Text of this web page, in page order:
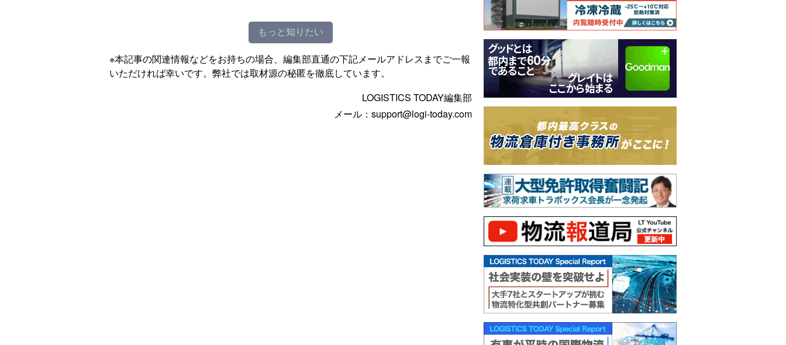
もっと知りたい
※本記事の関連情報などをお持ちの場合、編集部直通の下記メールアドレスまでご一報
いただければ幸いです。弊社では取材源の秘匿を徹底しています。
LOGISTICS TODAY編集部
メール：support@logi-today.com